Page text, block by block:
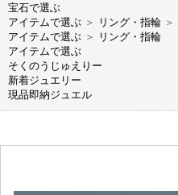
宝石で選ぶ
アイテムで選ぶ ＞ リング・指輪 ＞
アイテムで選ぶ ＞
リング・指輪
アイテムで選ぶ
そくのうじゅえりー
新着ジュエリー
現品即納ジュエル